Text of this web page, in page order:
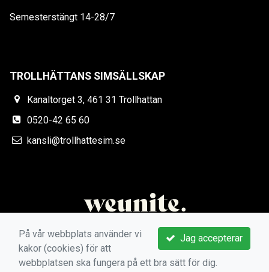
Semesterstängt 14-28/7
TROLLHÄTTANS SIMSÄLLSKAP
Kanaltorget 3, 461 31 Trollhattan
0520-42 65 60
kansli@trollhattesim.se
Jag accepterar
På vår webbplats använder vi
kakor (cookies) för att
webbplatsen ska fungera på ett bra sätt för dig.